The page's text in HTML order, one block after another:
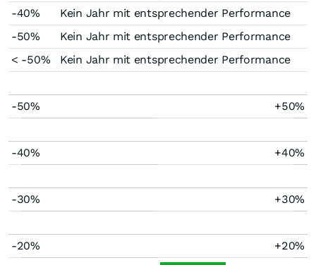
-40%
Kein Jahr mit entsprechender Performance
-50%
Kein Jahr mit entsprechender Performance
< -50%
Kein Jahr mit entsprechender Performance
-50% +50%
-40% +40%
-30% +30%
-20% +20%